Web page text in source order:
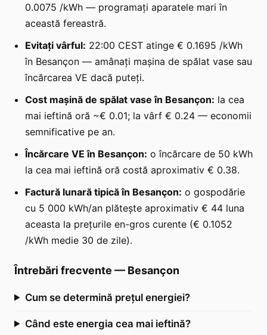
0.0075 /kWh — programați aparatele mari în
această fereastră.
Evitați vârful: 22:00 CEST atinge € 0.1695 /kWh
în Besançon — amânați mașina de spălat vase sau
încărcarea VE dacă puteți.
Cost mașină de spălat vase în Besançon: la cea
mai ieftină oră ~€ 0.01; la vârf € 0.24 — economii
semnificative pe an.
Încărcare VE în Besançon: o încărcare de 50 kWh
la cea mai ieftină oră costă aproximativ € 0.38.
Factură lunară tipică în Besançon: o gospodărie
cu 5 000 kWh/an plătește aproximativ € 44 luna
aceasta la prețurile en-gros curente (€ 0.1052
/kWh medie 30 de zile).
Întrebări frecvente — Besançon
Cum se determină prețul energiei?
Când este energia cea mai ieftină?